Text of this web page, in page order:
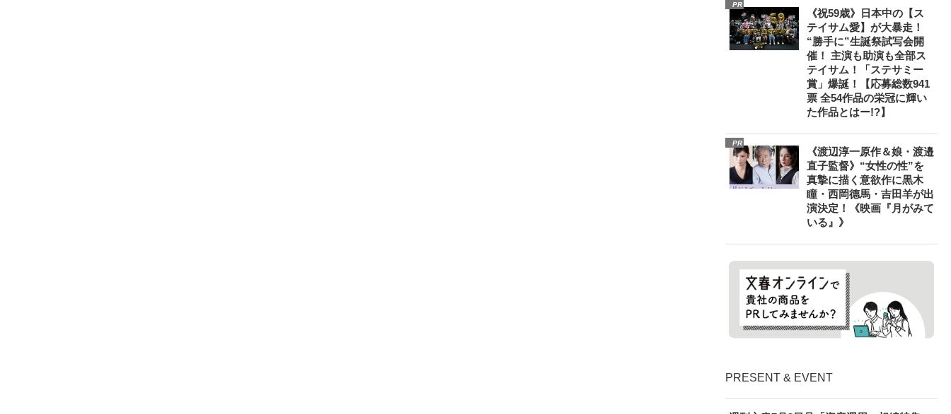
PR
《祝59歳》日本中の【ス
テイサム愛】が大暴走！
“勝手に”生誕祭試写会開
催！ 主演も助演も全部ス
テイサム！「ステサミー
賞」爆誕！【応募総数941
票 全54作品の栄冠に輝い
た作品とはー!?】
PR
《渡辺淳一原作＆娘・渡邉
直子監督》“女性の性”を
真摯に描く意欲作に黒木
瞳・西岡德馬・吉田羊が出
演決定！《映画『月がみて
いる』》
PRESENT & EVENT